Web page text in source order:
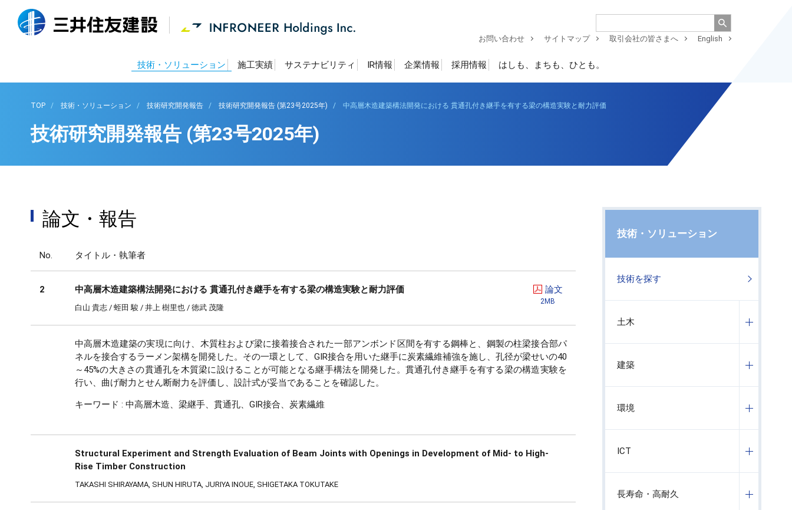
お問い合わせ サイトマップ 取引会社の皆さまへ English
技術・ソリューション 施工実績 サステナビリティ IR情報 企業情報 採用情報 はしも、まちも、ひとも。
TOP 技術・ソリューション 技術研究開発報告 技術研究開発報告 (第23号2025年) 中高層木造建築構法開発における 貫通孔付き継手を有する梁の構造実験と耐力評価
技術研究開発報告 (第23号2025年)
論文・報告
No. タイトル・執筆者
2 中高層木造建築構法開発における 貫通孔付き継手を有する梁の構造実験と耐力評価
白山 貴志 / 蛭田 駿 / 井上 樹里也 / 徳武 茂隆
論文
2MB
中高層木造建築の実現に向け、木質柱および梁に接着接合された一部アンボンド区間を有する鋼棒と、鋼製の柱梁接合部パ
ネルを接合するラーメン架構を開発した。その一環として、GIR接合を用いた継手に炭素繊維補強を施し、孔径が梁せいの40
～45%の大きさの貫通孔を木質梁に設けることが可能となる継手構法を開発した。貫通孔付き継手を有する梁の構造実験を
行い、曲げ耐力とせん断耐力を評価し、設計式が妥当であることを確認した。
キーワード : 中高層木造、梁継手、貫通孔、GIR接合、炭素繊維
Structural Experiment and Strength Evaluation of Beam Joints with Openings in Development of Mid- to High-
Rise Timber Construction
TAKASHI SHIRAYAMA, SHUN HIRUTA, JURIYA INOUE, SHIGETAKA TOKUTAKE
技術・ソリューション
技術を探す
土木
建築
環境
ICT
長寿命・高耐久